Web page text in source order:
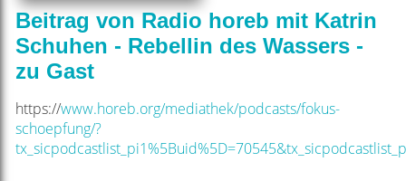
Beitrag von Radio horeb mit Katrin
Schuhen - Rebellin des Wassers -
zu Gast
https://www.horeb.org/mediathek/podcasts/fokus-
schoepfung/?